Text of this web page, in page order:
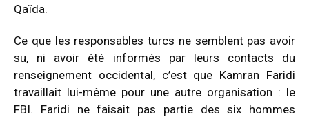
Qaïda.
Ce que les responsables turcs ne semblent pas avoir
su, ni avoir été informés par leurs contacts du
renseignement occidental, c’est que Kamran Faridi
travaillait lui-même pour une autre organisation : le
FBI. Faridi ne faisait pas partie des six hommes